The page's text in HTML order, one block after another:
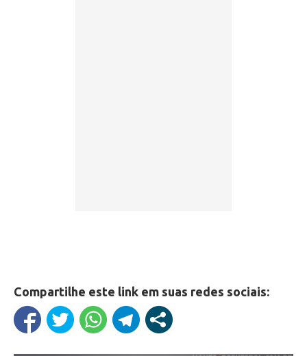
Compartilhe este link em suas redes sociais: